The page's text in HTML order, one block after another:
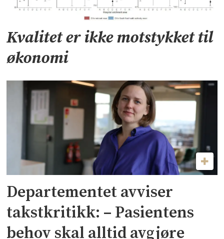
Kvalitet er ikke motstykket til
økonomi
Departementet avviser
takstkritikk: – Pasientens
behov skal alltid avgjøre